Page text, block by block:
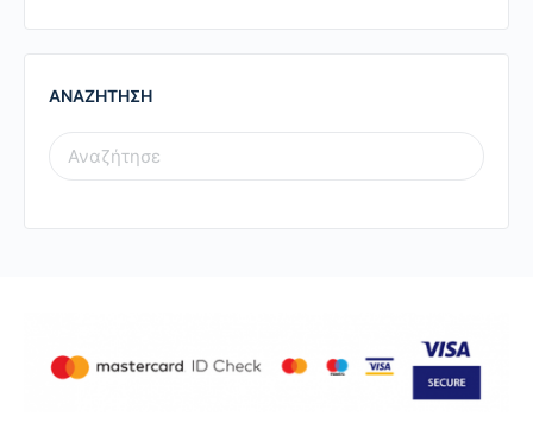
ΑΝΑΖΗΤΗΣΗ
SEARCH
FOR: